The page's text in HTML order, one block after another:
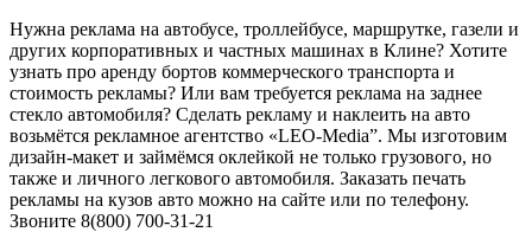
Нужна реклама на автобусе, троллейбусе, маршрутке, газели и
других корпоративных и частных машинах в Клине? Хотите
узнать про аренду бортов коммерческого транспорта и
стоимость рекламы? Или вам требуется реклама на заднее
стекло автомобиля? Сделать рекламу и наклеить на авто
возьмётся рекламное агентство «LEO-Media”. Мы изготовим
дизайн-макет и займёмся оклейкой не только грузового, но
также и личного легкового автомобиля. Заказать печать
рекламы на кузов авто можно на сайте или по телефону.
Звоните 8(800) 700-31-21